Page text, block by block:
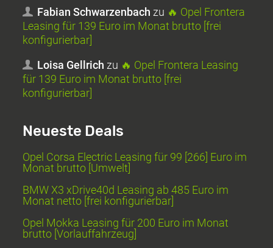
Fabian Schwarzenbach zu 🔥 Opel Frontera
Leasing für 139 Euro im Monat brutto [frei
konfigurierbar]
Loisa Gellrich zu 🔥 Opel Frontera Leasing
für 139 Euro im Monat brutto [frei
konfigurierbar]
Neueste Deals
Opel Corsa Electric Leasing für 99 [266] Euro im
Monat brutto [Umwelt]
BMW X3 xDrive40d Leasing ab 485 Euro im
Monat netto [frei konfigurierbar]
Opel Mokka Leasing für 200 Euro im Monat
brutto [Vorlauffahrzeug]